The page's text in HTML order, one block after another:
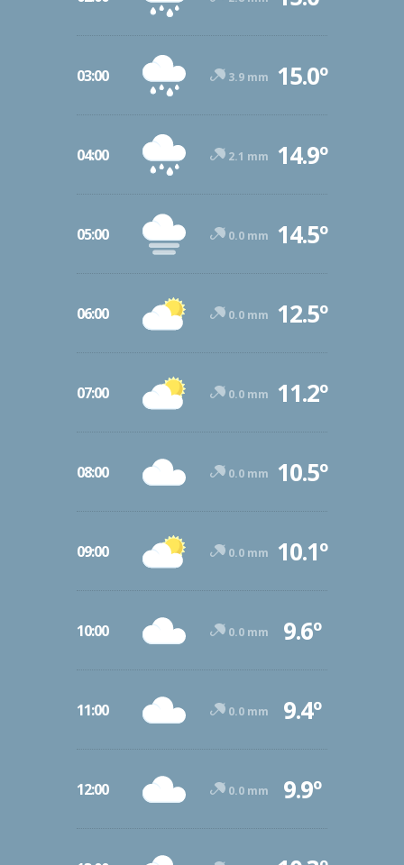
03:00 3.9 mm 15.0º
04:00 2.1 mm 14.9º
05:00 0.0 mm 14.5º
06:00 0.0 mm 12.5º
07:00 0.0 mm 11.2º
08:00 0.0 mm 10.5º
09:00 0.0 mm 10.1º
10:00 0.0 mm 9.6º
11:00 0.0 mm 9.4º
12:00 0.0 mm 9.9º